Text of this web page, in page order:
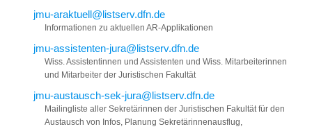
jmu-araktuell@listserv.dfn.de
Informationen zu aktuellen AR-Applikationen
jmu-assistenten-jura@listserv.dfn.de
Wiss. Assistentinnen und Assistenten und Wiss. Mitarbeiterinnen
und Mitarbeiter der Juristischen Fakultät
jmu-austausch-sek-jura@listserv.dfn.de
Mailingliste aller Sekretärinnen der Juristischen Fakultät für den
Austausch von Infos, Planung Sekretärinnenausflug,